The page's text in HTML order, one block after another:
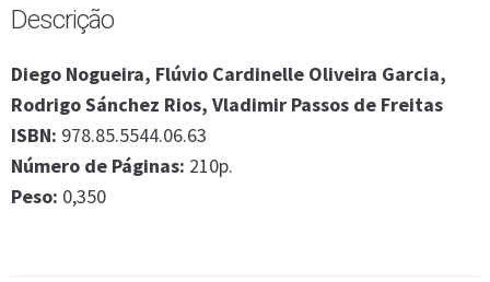
Descrição
Diego Nogueira, Flúvio Cardinelle Oliveira Garcia,
Rodrigo Sánchez Rios, Vladimir Passos de Freitas
ISBN: 978.85.5544.06.63
Número de Páginas: 210p.
Peso: 0,350